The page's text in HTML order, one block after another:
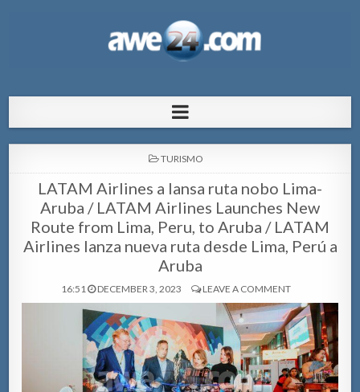
pa Aruba
POSTED
TURISMO
LATAM Airlines a lansa ruta nobo Lima-
Aruba / LATAM Airlines Launches New
Route from Lima, Peru, to Aruba / LATAM
Airlines lanza nueva ruta desde Lima, Perú a
Aruba
16:51 DECEMBER 3, 2023 LEAVE A COMMENT